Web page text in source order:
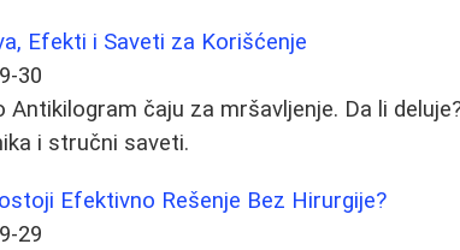
Efekti i Saveti za Korišćenje
30
čaju za mršavljenje. Da li
i stručni saveti.
Efektivno Rešenje Bez Hirurgije?
29